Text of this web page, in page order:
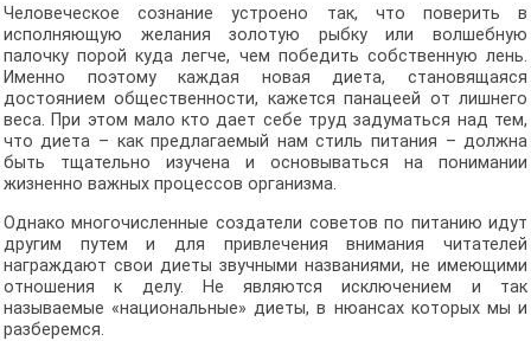
Человеческое сознание устроено так, что поверить в
исполняющую желания золотую рыбку или волшебную
палочку порой куда легче, чем победить собственную лень.
Именно поэтому каждая новая диета, становящаяся
достоянием общественности, кажется панацеей от лишнего
веса. При этом мало кто дает себе труд задуматься над тем,
что диета – как предлагаемый нам стиль питания – должна
быть тщательно изучена и основываться на понимании
жизненно важных процессов организма.
Однако многочисленные создатели советов по питанию идут
другим путем и для привлечения внимания читателей
награждают свои диеты звучными названиями, не имеющими
отношения к делу. Не являются исключением и так
называемые «национальные» диеты, в нюансах которых мы и
разберемся.